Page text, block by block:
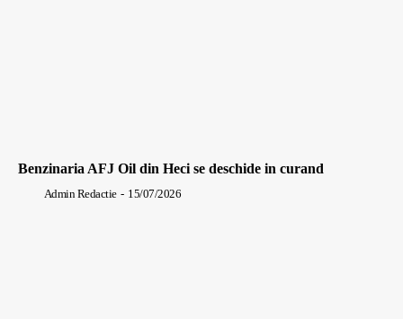
Benzinaria AFJ Oil din Heci se deschide in curand
Admin Redactie - 15/07/2026